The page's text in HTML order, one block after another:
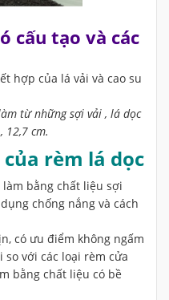
cấu tạo và các
hợp của lá vải và cao su
từ những sợi vải , lá dọc
12,7 cm.
rèm lá dọc
bằng chất liệu sợi
chống nắng và cách
có ưu điểm không ngấm
với các loại rèm cửa
bằng chất liệu có bề